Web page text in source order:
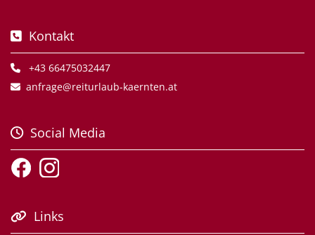
 Kontakt
 +43 66475032447
 anfrage@reiturlaub-kaernten.at
Social Media
 Links